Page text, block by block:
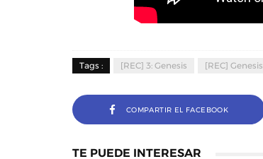
Tags : [REC] 3: Genesis [REC] Genesis
COMPARTIR EL FACEBOOK
TE PUEDE INTERESAR